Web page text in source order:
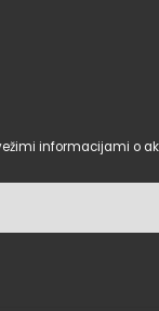
informacijami o